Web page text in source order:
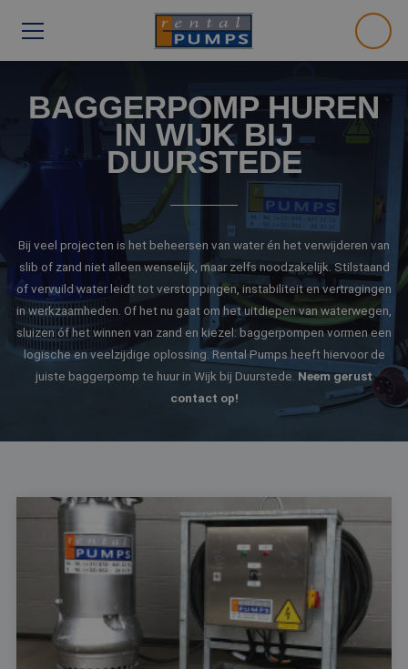
BAGGERPOMP HUREN
IN WIJK BIJ
DUURSTEDE
Bij veel projecten is het beheersen van water én het verwijderen van
slib of zand niet alleen wenselijk, maar zelfs noodzakelijk. Stilstaand
of vervuild water leidt tot verstoppingen, instabiliteit en vertragingen
in werkzaamheden. Of het nu gaat om het uitdiepen van waterwegen,
sluizen óf het winnen van zand en kiezel: baggerpompen vormen een
logische en veelzijdige oplossing. Rental Pumps heeft hiervoor de
juiste baggerpomp te huur in Wijk bij Duurstede. Neem gerust
contact op!